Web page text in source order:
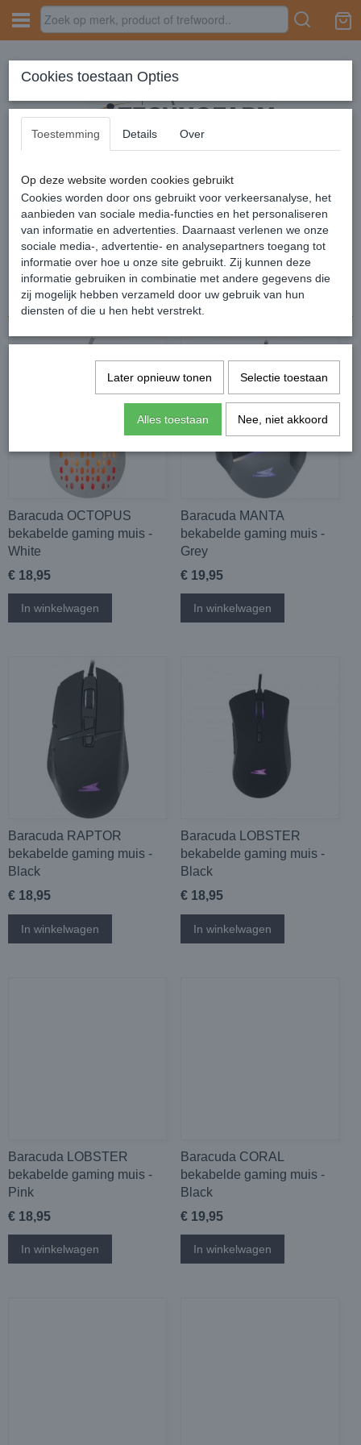
Home › Gaming accesoires › Muizen
Sorteer op:
Baracuda OCTOPUS
bekabelde gaming muis -
White
€ 18,95
In winkelwagen
Baracuda MANTA
bekabelde gaming muis -
Grey
€ 19,95
In winkelwagen
Baracuda RAPTOR
bekabelde gaming muis -
Black
€ 18,95
In winkelwagen
Baracuda LOBSTER
bekabelde gaming muis -
Black
€ 18,95
In winkelwagen
Baracuda LOBSTER
bekabelde gaming muis -
Pink
€ 18,95
In winkelwagen
Baracuda CORAL
bekabelde gaming muis -
Black
€ 19,95
In winkelwagen
Cookies toestaan Opties
Toestemming Details Over
Op deze website worden cookies gebruikt
Cookies worden door ons gebruikt voor verkeersanalyse, het
aanbieden van sociale media-functies en het personaliseren
van informatie en advertenties. Daarnaast verlenen we onze
sociale media-, advertentie- en analysepartners toegang tot
informatie over hoe u onze site gebruikt. Zij kunnen deze
informatie gebruiken in combinatie met andere gegevens die
zij mogelijk hebben verzameld door uw gebruik van hun
diensten of die u hen hebt verstrekt.
Later opnieuw tonen Selectie toestaan
Alles toestaan Nee, niet akkoord